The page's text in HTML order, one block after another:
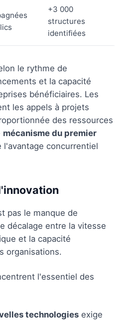
+3 000
structures
identifiées
le rythme de
et la capacité
bénéficiaires. Les
les appels à projets
des ressources
mécanisme du premier
l'avantage concurrentiel
pas le manque de
décalage entre la vitesse
et la capacité
organisations.
l'essentiel des
technologies exige